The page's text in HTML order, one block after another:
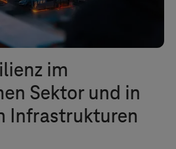
im
Sektor und in
Infrastrukturen